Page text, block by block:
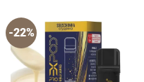
-22%